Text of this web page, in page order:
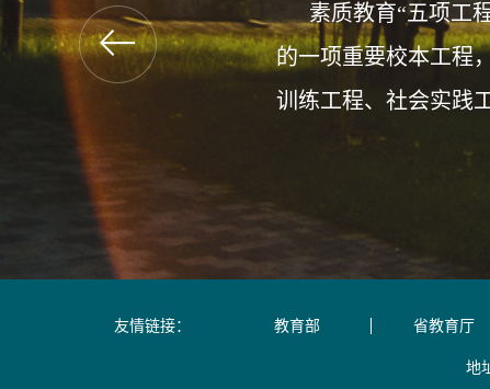
素质教育“五项工程
的一项重要校本工程
训练工程、社会实践
友情链接： 教育部 省教育厅
地